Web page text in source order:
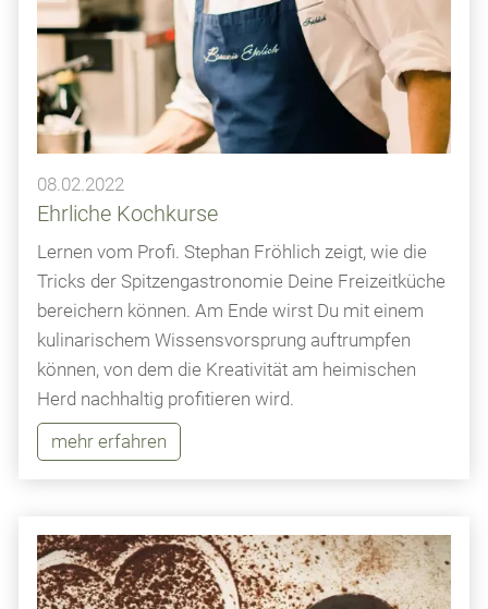
08.02.2022
Ehrliche Kochkurse
Lernen vom Profi. Stephan Fröhlich zeigt, wie die
Tricks der Spitzengastronomie Deine Freizeitküche
bereichern können. Am Ende wirst Du mit einem
kulinarischem Wissensvorsprung auftrumpfen
können, von dem die Kreativität am heimischen
Herd nachhaltig profitieren wird.
mehr erfahren